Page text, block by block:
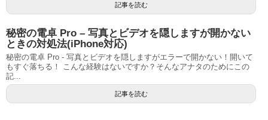
記事を読む
秘密の電卓 Pro – 写真とビデオを隠しますが開かない
ときの対処法(iPhone対応)
秘密の電卓 Pro - 写真とビデオを隠しますがエラーで開かない！開いて
もすぐ落ちる！ こんな経験はないですか？そんなアナタのためにこの
記...
記事を読む